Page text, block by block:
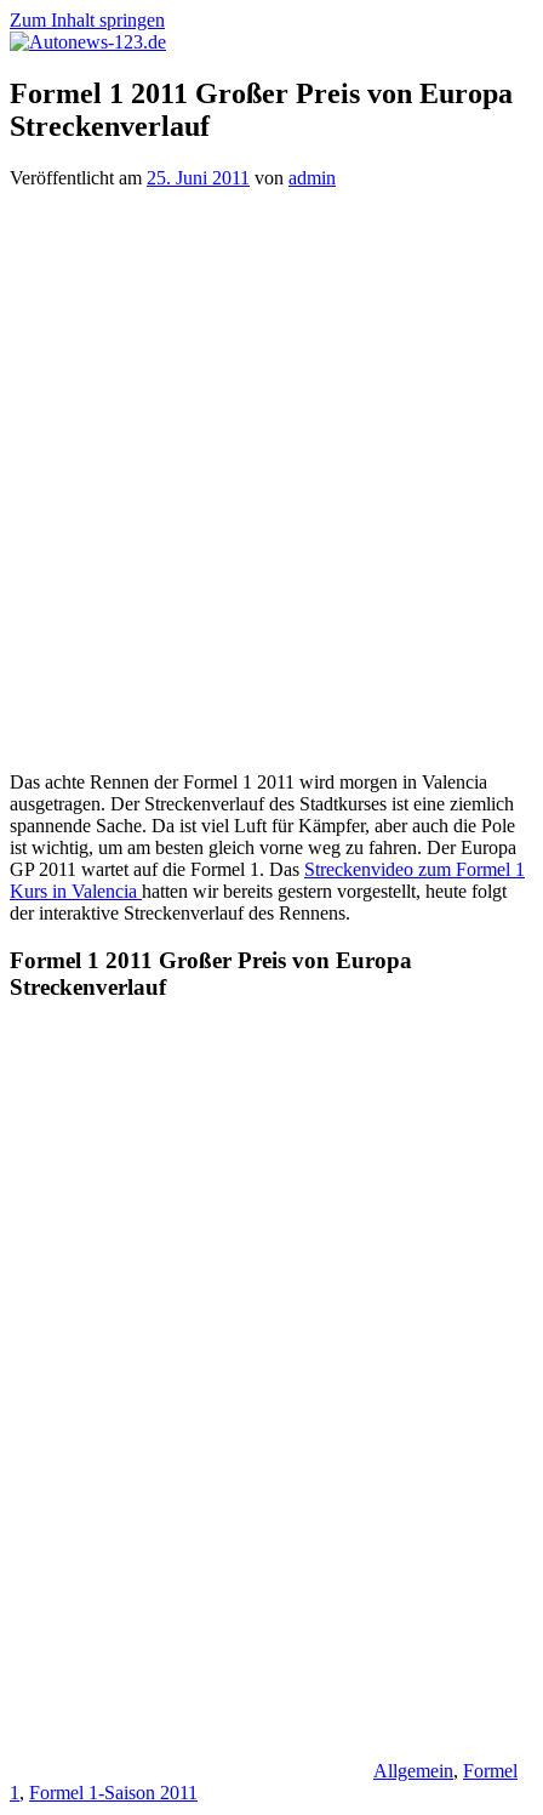
Zum Inhalt springen
Autonews-
123.de
Autonews
mit
Charme
Formel 1 2011 Großer Preis von Europa
Streckenverlauf
Veröffentlicht am 25. Juni 2011 von admin
Das achte Rennen der Formel 1 2011 wird morgen in Valencia
ausgetragen. Der Streckenverlauf des Stadtkurses ist eine ziemlich
spannende Sache. Da ist viel Luft für Kämpfer, aber auch die Pole
ist wichtig, um am besten gleich vorne weg zu fahren. Der Europa
GP 2011 wartet auf die Formel 1. Das Streckenvideo zum Formel 1
Kurs in Valencia hatten wir bereits gestern vorgestellt, heute folgt
der interaktive Streckenverlauf des Rennens.
Formel 1 2011 Großer Preis von Europa
Streckenverlauf
Allgemein, Formel
1 , Formel 1-Saison 2011